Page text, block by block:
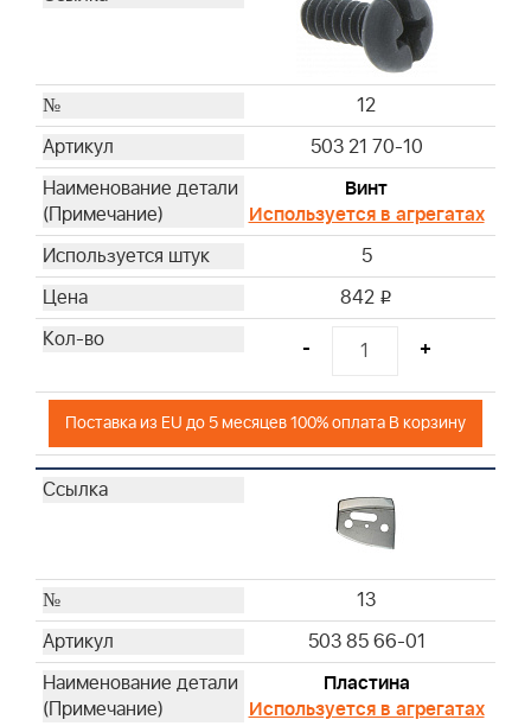
12
503 21 70-10
Винт
Используется в агрегатах
5
842 i
- +
Поставка из EU до 5 месяцев 100% оплата В корзину
13
503 85 66-01
Пластина
Используется в агрегатах